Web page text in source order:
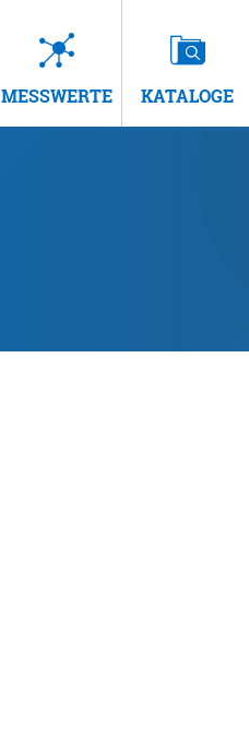
MESSWERTE KATALOGE